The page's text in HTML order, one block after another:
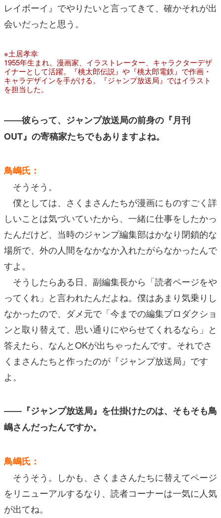
レイボーイ』でやりたいと言ってきて、確かそれが出
会いだったと思う。
※土居孝幸
1955年生まれ。漫画家、イラストレーター、キャラクターデザ
イナーとして活躍。『桃太郎伝説』や『桃太郎電鉄』で作画・
キャラデザインを手がける。『ジャンプ放送局』ではイラスト
を担当した。
――彼らって、ジャンプ放送局の前身の『月刊
OUT』の寄稿家たちでもありますよね。
鳥嶋氏：
そうそう。
僕としては、さくまさんたちが漫画にものすごく詳
しいことは気づいていたから、一緒に仕事をしたかっ
たんだけど、当時のジャンプ編集部はかなり閉鎖的な
場所で、外の人間をなかなか入れたがらなかったんで
すよ。
そうしたらある日、副編集長から「読者ページをや
ってくれ」と言われたんだよね。僕はあまり気乗りし
なかったので、ダメ元で「今までの編集プロダクショ
ンと取り替えて、思い通りにやらせてくれるなら」と
答えたら、なんとOKが出ちゃったんです。それでさ
くまさんたちと作ったのが『ジャンプ放送局』です
よ。
――『ジャンプ放送局』を仕掛けたのは、そもそも鳥
嶋さんだったんですか。
鳥嶋氏：
そうそう。しかも、さくまさんたちに替えてページ
をリニューアルするなり、読者コーナーは一気に人気
が出てね。